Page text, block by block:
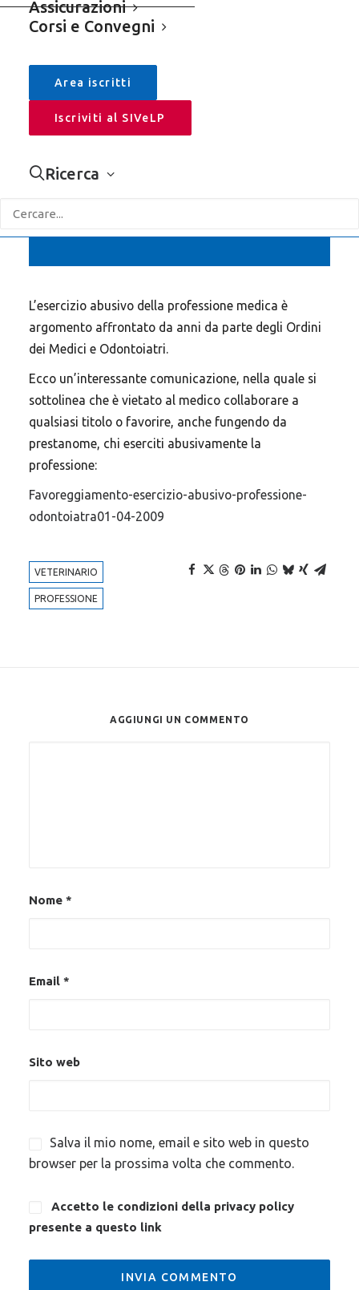
Assicurazioni
Corsi e Convegni
Area iscritti
Iscriviti al SIVeLP
Ricerca
L’esercizio abusivo della professione medica è
argomento affrontato da anni da parte degli Ordini
dei Medici e Odontoiatri.
Ecco un’interessante comunicazione, nella quale si
sottolinea che è vietato al medico collaborare a
qualsiasi titolo o favorire, anche fungendo da
prestanome, chi eserciti abusivamente la
professione:
Favoreggiamento-esercizio-abusivo-professione-
odontoiatra01-04-2009
VETERINARIO
PROFESSIONE
APRI LA SIDEBAR +
Cerca
Sivelp
Assicurazioni
Comunicati Stampa – Rassegna
Leggi & Fisco
Corsi e Convegni
Argomenti in evidenza
ANIMALI RANDAGISMO
COSTI FARMACO SPESA PUBBLICA ALLEVAMENTO
FARMACI
AGGIUNGI UN COMMENTO
Nome *
Email *
Sito web
Salva il mio nome, email e sito web in questo
browser per la prossima volta che commento.
Accetto le condizioni della privacy policy
presente a questo link